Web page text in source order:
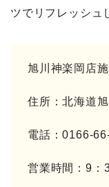
ツでリフレッシュ
旭川神楽岡店
住所：北海道
電話：0166-
営業時間：9：